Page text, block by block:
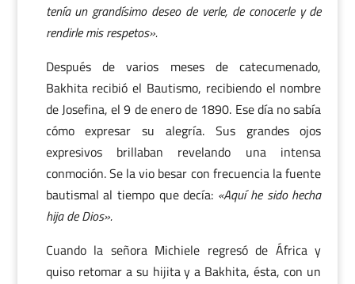
tenía un grandísimo deseo de verle, de conocerle y de
rendirle mis respetos».
Después de varios meses de catecumenado,
Bakhita recibió el Bautismo, recibiendo el nombre
de Josefina, el 9 de enero de 1890. Ese día no sabía
cómo expresar su alegría. Sus grandes ojos
expresivos brillaban revelando una intensa
conmoción. Se la vio besar con frecuencia la fuente
bautismal al tiempo que decía: «Aquí he sido hecha
hija de Dios».
Cuando la señora Michiele regresó de África y
quiso retomar a su hijita y a Bakhita, ésta, con un